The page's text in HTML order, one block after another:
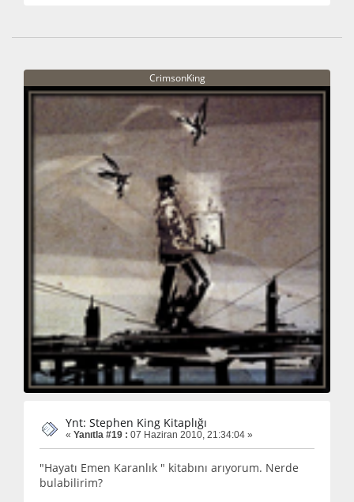
CrimsonKing
Ynt: Stephen King Kitaplığı
« Yanıtla #19 : 07 Haziran 2010, 21:34:04 »
"Hayatı Emen Karanlık " kitabını arıyorum. Nerde
bulabilirim?